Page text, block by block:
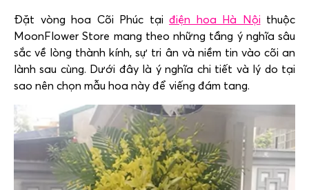
Đặt vòng hoa Cõi Phúc tại điện hoa Hà Nội thuộc
MoonFlower Store mang theo những tầng ý nghĩa sâu
sắc về lòng thành kính, sự tri ân và niềm tin vào cõi an
lành sau cùng. Dưới đây là ý nghĩa chi tiết và lý do tại
sao nên chọn mẫu hoa này để viếng đám tang.